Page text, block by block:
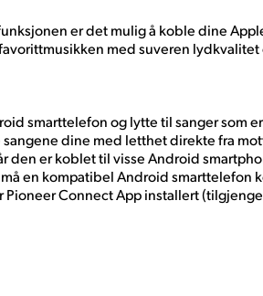
er det mulig å koble dine
med suveren lydkvalitet
smarttelefon og lytte til sanger som
dine med letthet direkte fra
den er koblet til visse Android
en kompatibel Android smarttelefon
Pioneer Connect App installert